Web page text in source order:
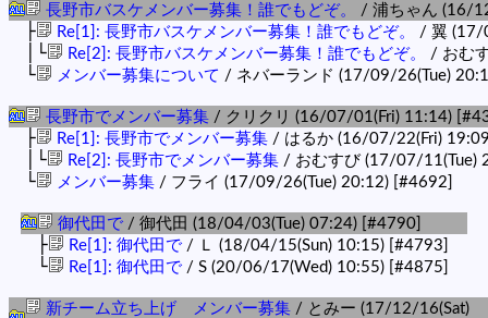
長野市バスケメンバー募集！誰でもどぞ。 / 浦ちゃん (16/
├ Re[1]: 長野市バスケメンバー募集！誰でもどぞ。 / 翼 (17/
│└ Re[2]: 長野市バスケメンバー募集！誰でもどぞ。 / おむ
└ メンバー募集について / ネバーランド (17/09/26(Tue)
長野市でメンバー募集 / クリクリ (16/07/01(Fri) 11:14)
├ Re[1]: 長野市でメンバー募集 / はるか (16/07/22(Fri)
│└ Re[2]: 長野市でメンバー募集 / おむすび (17/07/11(Tue)
└ メンバー募集 / フライ (17/09/26(Tue) 20:12) [#4692]
御代田で / 御代田 (18/04/03(Tue) 07:24) [#4790]
├ Re[1]: 御代田で / Ｌ (18/04/15(Sun) 10:15) [#4793]
└ Re[1]: 御代田で / S (20/06/17(Wed) 10:55) [#4875]
新チーム立ち上げ メンバー募集 / とみー (17/12/16(Sat)